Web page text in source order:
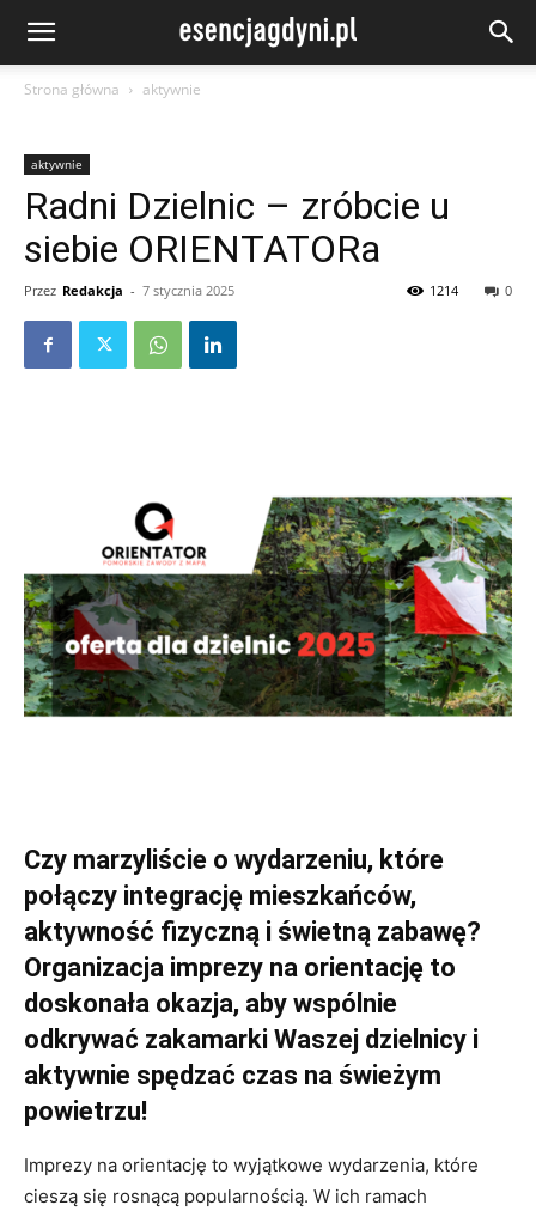
Strona główna aktywnie
aktywnie
Radni Dzielnic – zróbcie u
siebie ORIENTATORa
Przez Redakcja - 7 stycznia 2025 0
1214
Czy marzyliście o wydarzeniu, które
połączy integrację mieszkańców,
aktywność fizyczną i świetną zabawę?
Organizacja imprezy na orientację to
doskonała okazja, aby wspólnie
odkrywać zakamarki Waszej dzielnicy i
aktywnie spędzać czas na świeżym
powietrzu!
Imprezy na orientację to wyjątkowe wydarzenia, które
cieszą się rosnącą popularnością. W ich ramach